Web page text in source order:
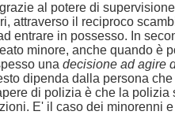
al potere di
attraverso il reciproco
entrare in possesso. In
minore, anche quando
una decisione ad agire
dipenda dalla persona
di polizia è che la
E' il caso dei